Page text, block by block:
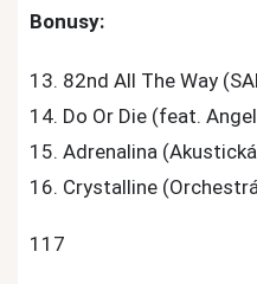
Bonusy:
13. 82nd All The Way
14. Do Or Die (feat.
15. Adrenalina
16. Crystalline
117